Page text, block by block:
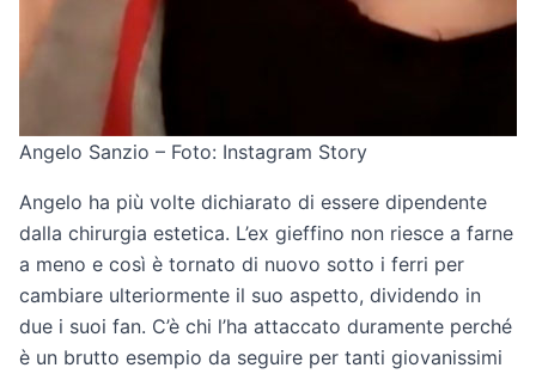
Angelo Sanzio – Foto: Instagram Story
Angelo ha più volte dichiarato di essere dipendente
dalla chirurgia estetica. L’ex gieffino non riesce a farne
a meno e così è tornato di nuovo sotto i ferri per
cambiare ulteriormente il suo aspetto, dividendo in
due i suoi fan. C’è chi l’ha attaccato duramente perché
è un brutto esempio da seguire per tanti giovanissimi